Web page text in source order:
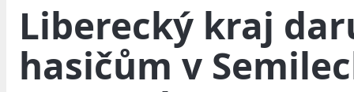
Liberecký kraj
hasičům v